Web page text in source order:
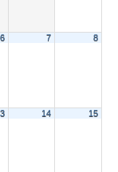
6 7 8
14 15